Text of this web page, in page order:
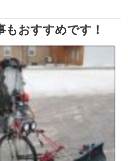
もおすすめです！